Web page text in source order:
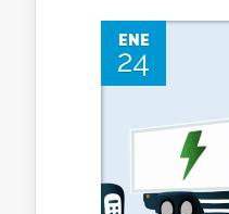
ENE
24